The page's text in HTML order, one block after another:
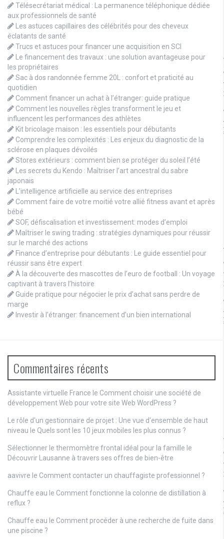
Télésecrétariat médical : La permanence téléphonique dédiée
aux professionnels de santé
Les astuces capillaires des célébrités pour des cheveux
éclatants de santé
Trucs et astuces pour financer une acquisition en SCI
Le financement des travaux : une solution avantageuse pour
les propriétaires
Sac à dos randonnée femme 20L : confort et praticité au
quotidien
Comment financer un achat à l’étranger: guide pratique
Comment les nouvelles règles transforment le jeu et
influencent les performances des athlètes
Kit bricolage maison : les essentiels pour débutants
Comprendre les complexités : Les enjeux du diagnostic de la
sclérose en plaques dévoilés
Stores extérieurs : comment bien se protéger du soleil l’été
Les secrets du Kendo : Maîtriser l’art ancestral du sabre
japonais
L’intelligence artificielle au service des entreprises
Comment faire de votre moitié votre allié fitness avant et après
bébé
SOF, défiscalisation et investissement: modes d’emploi
Maîtriser le swing trading : stratégies dynamiques pour réussir
sur le marché des actions
Finance d’entreprise pour débutants : Le guide essentiel pour
réussir sans être expert
À la découverte des mascottes de l’euro de football : Un voyage
captivant à travers l’histoire
Guide pratique pour négocier le prix d’achat sans perdre de
marge
Investir à l’étranger: financement d’un bien international
Commentaires récents
Assistante virtuelle France le Comment choisir une société de
développement Web pour votre site Web WordPress ?
Le rôle d'un gestionnaire de projet : Une vue d'ensemble de haut
niveau le Quels sont les 10 jeux mobiles les plus connus ?
Sélectionner le thermomètre frontal idéal pour la famille le
Découvrir Lausanne à travers ses offres de bien-être
aavivre le Comment contacter un chauffagiste professionnel ?
Chauffe eau le Comment fonctionne la colonne de distillation à
reflux ?
Chauffe eau le Comment procéder à une recherche de fuite dans
une piscine ?